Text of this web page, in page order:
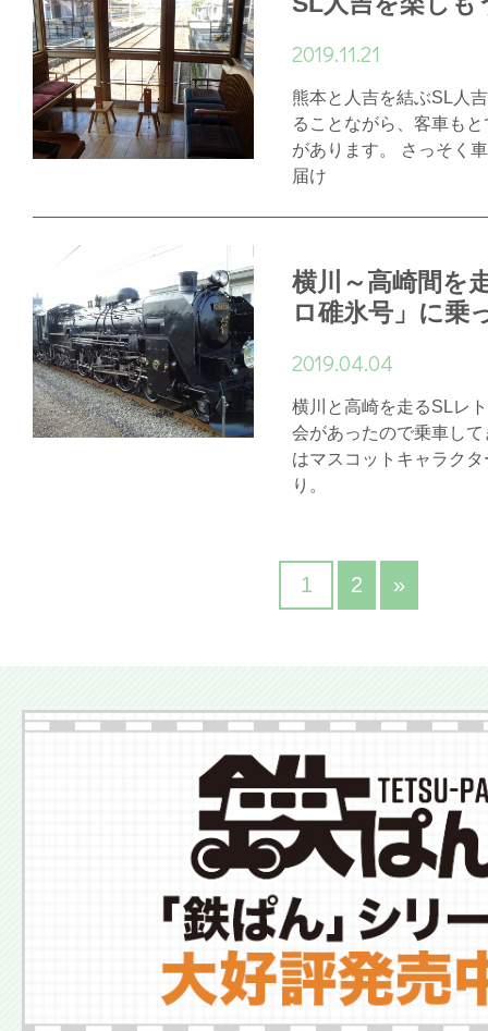
2019.11.21
熊本と人吉を結ぶSL人
ることながら、客車も
があります。 さっそく
届け
横川～高崎間を
ロ碓氷号」に乗
2019.04.04
横川と高崎を走るSLレ
会があったので乗車し
はマスコットキャラク
り。
1 2 »